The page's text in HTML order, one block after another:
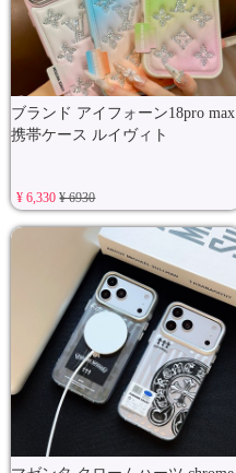
ブランド アイフォーン18pro max
携帯ケース ルイヴィト
¥ 6,330¥ 6930